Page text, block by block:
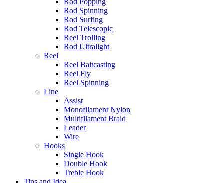
Rod Spinning
Rod Surfing
Rod Telescopic
Reel Trolling
Rod Ultralight
Reel
Reel Baitcasting
Reel Fly
Reel Spinning
Line
Assist
Monofilament Nylon
Multifilament Braid
Leader
Wire
Hooks
Single Hook
Double Hook
Treble Hook